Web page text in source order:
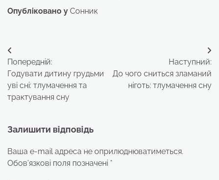
Опубліковано у Сонник
Навігація
записів
Попередній:
Годувати дитину грудьми
уві сні: тлумачення та
трактування сну
Наступний:
До чого сниться зламаний
ніготь: тлумачення сну
Залишити відповідь
Ваша e-mail адреса не оприлюднюватиметься.
Обов’язкові поля позначені *